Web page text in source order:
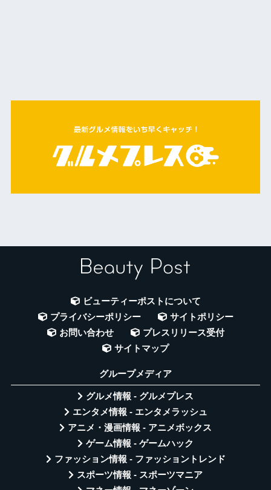
ビューティーポストについて
プライバシーポリシー
サイトポリシー
お問い合わせ
プレスリリース受付
サイトマップ
グループメディア
グルメ情報 - グルメプレス
エンタメ情報 - エンタメラッシュ
アニメ・漫画情報 - アニメボックス
ゲーム情報 - ゲームハック
ファッション情報 - ファッショントレンド
スポーツ情報 - スポーツマニア